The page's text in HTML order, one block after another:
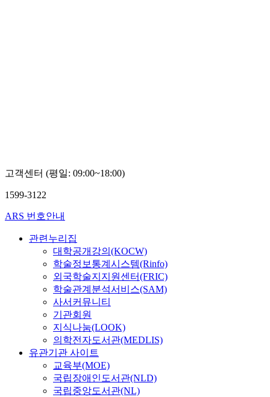
고객센터 (평일: 09:00~18:00)
1599-3122
ARS 번호안내
관련누리집
대학공개강의(KOCW)
학술정보통계시스템(Rinfo)
외국학술지지원센터(FRIC)
학술관계분석서비스(SAM)
사서커뮤니티
기관회원
지식나눔(LOOK)
의학전자도서관(MEDLIS)
유관기관 사이트
교육부(MOE)
국립장애인도서관(NLD)
국립중앙도서관(NL)